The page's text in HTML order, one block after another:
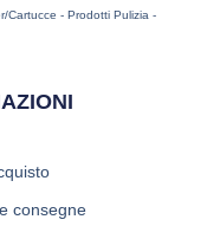
Cartucce - Prodotti Pulizia -
consegne